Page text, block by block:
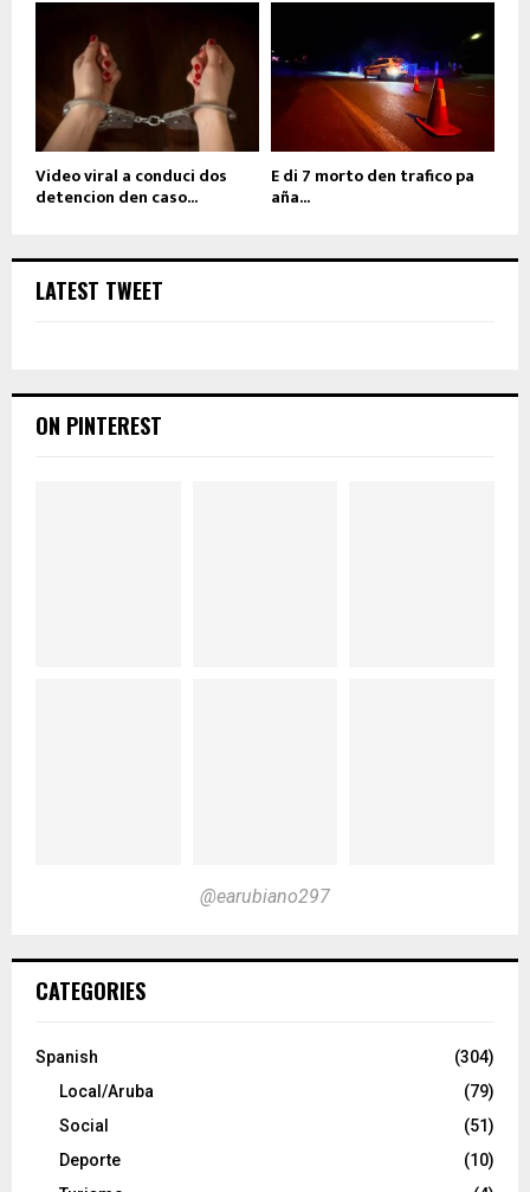
Video viral a conduci dos
detencion den caso...
E di 7 morto den trafico pa
aña...
LATEST TWEET
ON PINTEREST
@earubiano297
CATEGORIES
Spanish
(304)
Local/Aruba
(79)
Social
(51)
Deporte
(10)